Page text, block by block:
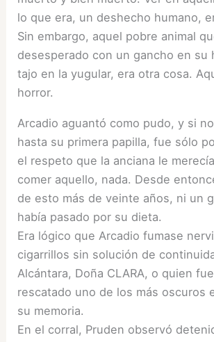
lo que era, un deshecho humano,
Sin embargo, aquel pobre animal
desesperado con un gancho en su
tajo en la yugular, era otra cosa.
horror.
Arcadio aguantó como pudo, y si
hasta su primera papilla, fue sólo
el respeto que la anciana le
comer aquello, nada. Desde
de esto más de veinte años, ni un
había pasado por su dieta.
Era lógico que Arcadio fumase
cigarrillos sin solución de
Alcántara, Doña CLARA, o quien
rescatado uno de los más oscuros
su memoria.
En el corral, Pruden observó